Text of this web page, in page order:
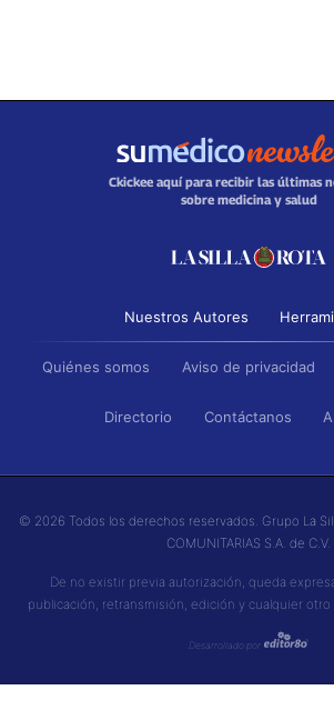
Ckickee aquí para recibir las últimas
sobre medicina y salud
Nuestros Autores
Quiénes somos Aviso de privacidad
Directorio Contáctanos
© 2026 Todos los derechos reservados. Grupo La
COMUNITARIAS S.A. de C.V.
De no existir previa autorización, queda
publicación, retransmisión, edición y cualquier
Desarrollado por